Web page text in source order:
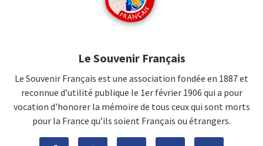
Le Souvenir Français
Le Souvenir Français est une association fondée en 1887 et
reconnue d’utilité publique le 1er février 1906 qui a pour
vocation d'honorer la mémoire de tous ceux qui sont morts
pour la France qu’ils soient Français ou étrangers.